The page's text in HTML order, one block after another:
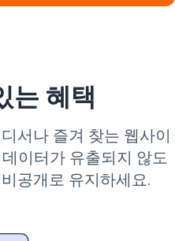
는 혜택
서나 즐겨 찾는 웹사이
이터가 유출되지 않도
공개로 유지하세요.